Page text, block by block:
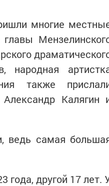
многие
народная
также
Калягин
ведь самая
года, другой 17 лет.